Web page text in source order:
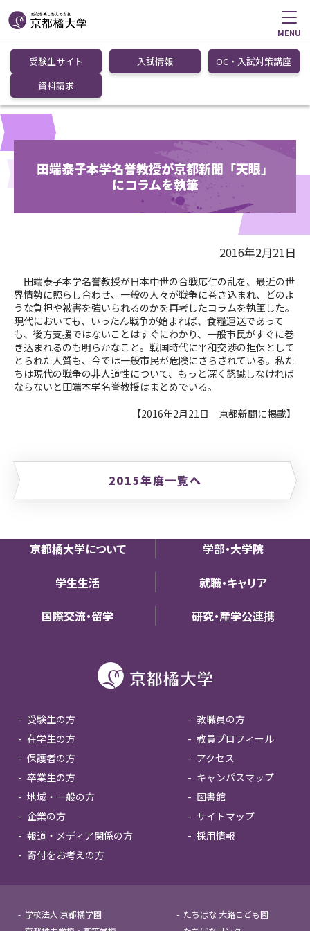
MENU
受験生サイト 入試情報
OC・入試対策講座
資料請求
田端泰子本学名誉教授が京都新聞「天眼」
にコラムを執筆
2016年2月21日
田端泰子本学名誉教授が日本中世の合戦応仁の乱を、最近の世
界情勢に照らし合わせ、一般の人々が戦争に巻き込まれ、どのよ
うな負担や被害を強いられるのかを再考したコラムを執筆した。
現代においても、いったん戦争が始まれば、食糧運送であって
も、後方支援ではないことはすぐにわかり、一般市民がすぐに巻
き込まれるのも明らかなこと。戦国時代に平和交渉の担保として
とられた人質も、今では一般市民が危険にさらされている。私た
ちは現代の戦争の非人道性について、もっと深く認識しなければ
ならないと田端本学名誉教授はまとめでいる。
【2016年2月21日 京都新聞に掲載】
2015年度一覧へ
京都橘大学について 学部・大学院
学生生活 就職・キャリア
国際交流・留学 研究・産学公連携
受験生の方
在学生の方
保護者の方
卒業生の方
地域・一般の方
企業の方
報道・メディア関係の方
寄付をお考えの方
教職員の方
教員プロフィール
アクセス
キャンパスマップ
図書館
サイトマップ
採用情報
学校法人 京都橘学園
たちばな 大路こども園